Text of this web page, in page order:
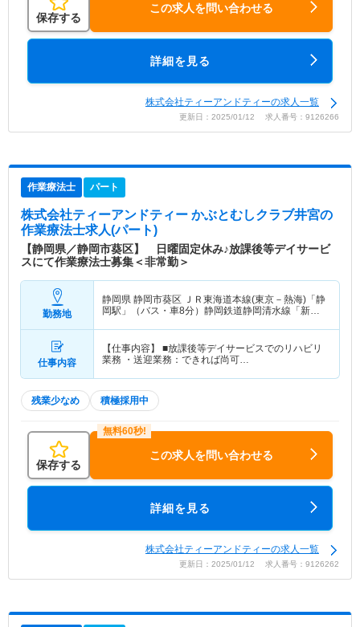
保存する
この求人を問い合わせる
詳細を見る
株式会社ティーアンドティーの求人一覧
更新日：2025/01/12 求人番号：9126266
作業療法士 パート
株式会社ティーアンドティー かぶとむしクラブ井宮の
作業療法士求人(パート)
【静岡県／静岡市葵区】 日曜固定休み♪放課後等デイサービ
スにて作業療法士募集＜非常勤＞
勤務地
静岡県 静岡市葵区 ＪＲ東海道本線(東京－熱海)「静
岡駅」（バス・車8分）静岡鉄道静岡清水線「新静
仕事内容
【仕事内容】 ■放課後等デイサービスでのリハビリ
業務 ・送迎業務：できれば尚可…
残業少なめ 積極採用中
保存する
この求人を問い合わせる
詳細を見る
株式会社ティーアンドティーの求人一覧
更新日：2025/01/12 求人番号：9126262